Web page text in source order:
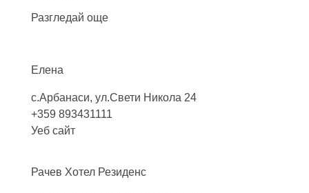
Разгледай още
Елена
с.Арбанаси, ул.Свети Никола 24
+359 893431111
Уеб сайт
Рачев Хотел Резиденс